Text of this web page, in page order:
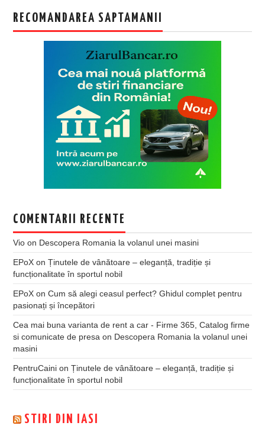
RECOMANDAREA SAPTAMANII
COMENTARII RECENTE
Vio on Descopera Romania la volanul unei masini
EPoX onȚinutele de vânătoare – eleganță, tradiție și
funcționalitate în sportul nobil
EPoX onCum să alegi ceasul perfect? Ghidul complet pentru
pasionați și începători
Cea mai buna varianta de rent a car - Firme 365, Catalog firme
si comunicate de presa on Descopera Romania la volanul unei
masini
PentruCaini onȚinutele de vânătoare – eleganță, tradiție și
funcționalitate în sportul nobil
STIRI DIN IASI